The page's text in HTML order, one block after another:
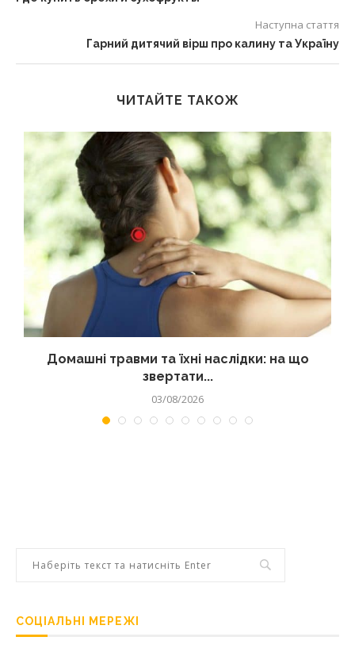
Наступна стаття
Гарний дитячий вірш про калину та Україну
ЧИТАЙТЕ ТАКОЖ
Домашні травми та їхні наслідки: на що
звертати...
03/08/2026
СОЦІАЛЬНІ МЕРЕЖІ